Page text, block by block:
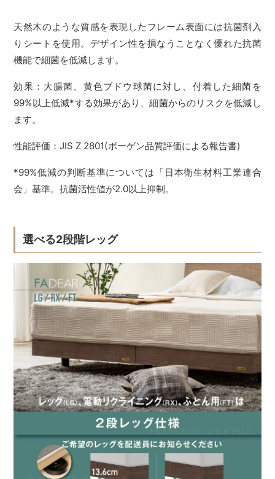
天然木のような質感を表現したフレーム表面には抗菌剤入
りシートを使用。デザイン性を損なうことなく優れた抗菌
機能で細菌を低減します。
効果：大腸菌、黄色ブドウ球菌に対し、付着した細菌を
99%以上低減*する効果があり、細菌からのリスクを低減し
ます。
性能評価：JIS Z 2801(ボーゲン品質評価による報告書)
*99%低減の判断基準については「日本衛生材料工業連合
会」基準。抗菌活性値が2.0以上抑制。
選べる2段階レッグ